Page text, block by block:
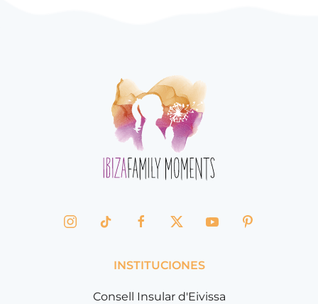
INSTITUCIONES
Consell Insular d'Eivissa